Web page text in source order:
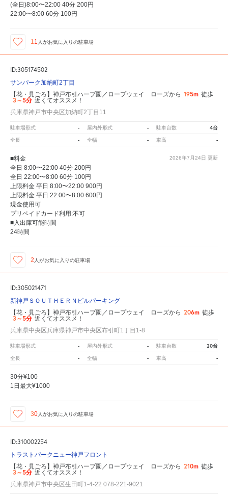
(全日)8:00〜22:00 40分 200円
22:00〜8:00 60分 100円
11 人がお気に入りの駐車場
ID:305174502
サンパーク加納町2丁目
【花・見ごろ】神戸布引ハーブ園／ロープウェイ ローズから 195m 徒歩
3～5分 近くてオススメ！
兵庫県神戸市中央区加納町2丁目11
駐車場形式 - 屋内外形式 - 駐車台数 4台
全長 - 全幅 - 車高 -
2026年7月24日 更新
■料金
全日 8:00〜22:00 40分 200円
全日 22:00〜8:00 60分 100円
上限料金 平日 8:00〜22:00 900円
上限料金 平日 22:00〜8:00 600円
現金使用可
プリペイドカード利用:不可
■入出庫可能時間
24時間
2 人がお気に入りの駐車場
ID:305021471
新神戸ＳＯＵＴＨＥＲＮビルパーキング
【花・見ごろ】神戸布引ハーブ園／ロープウェイ ローズから 206m 徒歩
3～5分 近くてオススメ！
兵庫県中央区兵庫県神戸市中央区布引町1丁目1-8
駐車場形式 - 屋内外形式 - 駐車台数 20台
全長 - 全幅 - 車高 -
30分¥100
1日最大¥1000
30人がお気に入りの駐車場
ID:310002254
トラストパークニュー神戸フロント
【花・見ごろ】神戸布引ハーブ園／ロープウェイ ローズから 210m 徒歩
3～5分 近くてオススメ！
兵庫県神戸市中央区生田町1-4-22 078-221-9021